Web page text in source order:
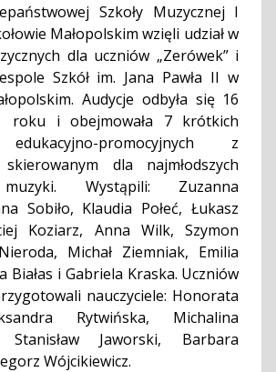
Szkoły Muzycznej I
Małopolskim wzięli udział w
dla uczniów „Zerówek” i
Szkół im. Jana Pawła II w
Audycje odbyła się 16
roku i obejmowała 7 krótkich
promocyjnych z
dla najmłodszych
Wystąpili: Zuzanna
Sobiło, Klaudia Połeć, Łukasz
Koziarz, Anna Wilk, Szymon
Michał Ziemniak, Emilia
Białas i Gabriela Kraska. Uczniów
nauczyciele: Honorata
Rytwińska, Michalina
Stanisław Jaworski, Barbara
Wójcikiewicz.